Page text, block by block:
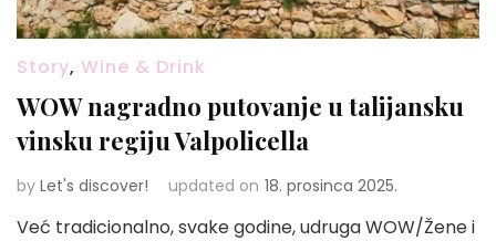
Story, Wine & Drink
WOW nagradno putovanje u talijansku
vinsku regiju Valpolicella
by Let's discover! updated on 18. prosinca 2025.
Već tradicionalno, svake godine, udruga WOW/Žene i